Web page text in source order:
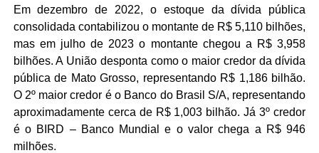
Em dezembro de 2022, o estoque da dívida pública
consolidada contabilizou o montante de R$ 5,110 bilhões,
mas em julho de 2023 o montante chegou a R$ 3,958
bilhões. A União desponta como o maior credor da dívida
pública de Mato Grosso, representando R$ 1,186 bilhão.
O 2º maior credor é o Banco do Brasil S/A, representando
aproximadamente cerca de R$ 1,003 bilhão. Já 3º credor
é o BIRD – Banco Mundial e o valor chega a R$ 946
milhões.